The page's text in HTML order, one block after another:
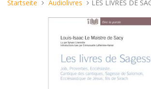
Sie
Startseite Audiolivres LES LIVRES DE